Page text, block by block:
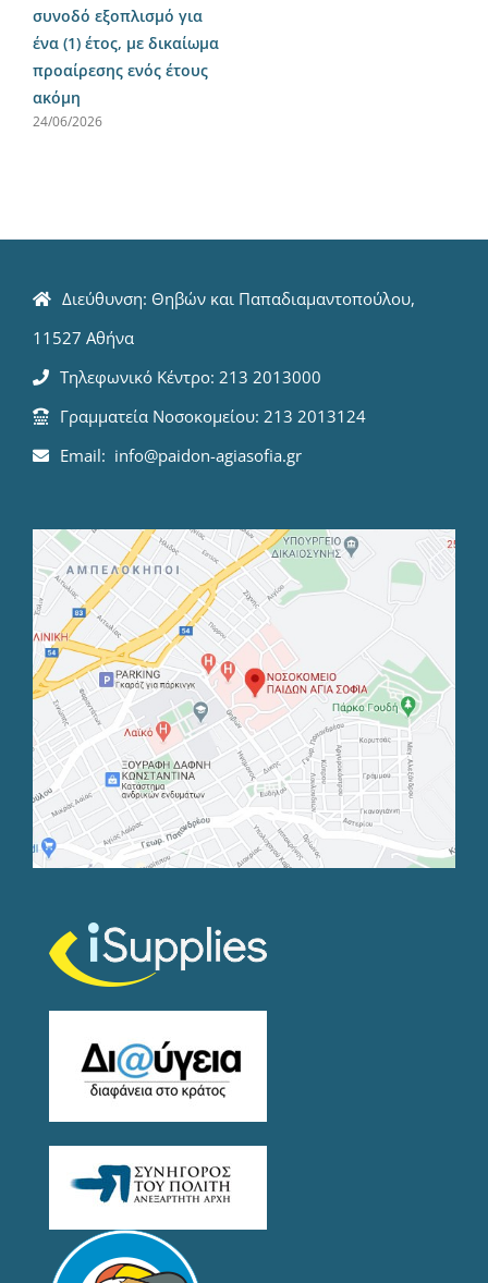
συνοδό εξοπλισμό για
ένα (1) έτος, με δικαίωμα
προαίρεσης ενός έτους
ακόμη
24/06/2026
Διεύθυνση: Θηβών και Παπαδιαμαντοπούλου,
11527 Αθήνα
Τηλεφωνικό Κέντρο: 213 2013000
Γραμματεία Νοσοκομείου: 213 2013124
Email: info@paidon-agiasofia.gr